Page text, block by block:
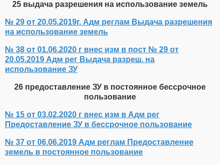
25 выдача разрешения на использование земель
№ 29 от 20.05.2019г. Адм реглам Выдача разрешения
на использование земель
№ 38 от 01.06.2020 г внес изм в пост № 29 от
20.05.2019 Адм рег Выдача разреш. на
использование ЗУ
26 предоставление ЗУ в постоянное бессрочное
пользование
№ 15 от 03.02.2020 г внес изм в Адм рег
Предоставление ЗУ в бессрочное пользование
№ 37 от 06.06.2019 Адм реглам Предоставление
земель в постоянное пользование